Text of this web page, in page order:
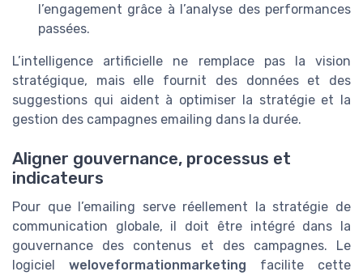
l’engagement grâce à l’analyse des performances
passées.
L’intelligence artificielle ne remplace pas la vision
stratégique, mais elle fournit des données et des
suggestions qui aident à optimiser la stratégie et la
gestion des campagnes emailing dans la durée.
Aligner gouvernance, processus et
indicateurs
Pour que l’emailing serve réellement la stratégie de
communication globale, il doit être intégré dans la
gouvernance des contenus et des campagnes. Le
logiciel weloveformationmarketing facilite cette